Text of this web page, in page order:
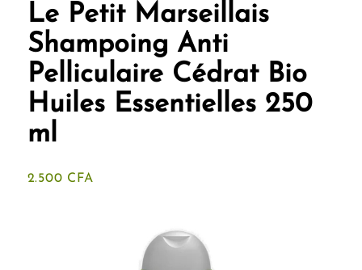
Le Petit Marseillais
Shampoing Anti
Pelliculaire Cédrat Bio
Huiles Essentielles 250
ml
2.500 CFA